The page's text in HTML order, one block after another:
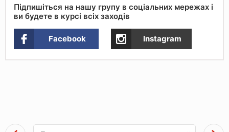
Підпишіться на нашу групу в соціальних мережах і
ви будете в курсі всіх заходів
Facebook Instagram